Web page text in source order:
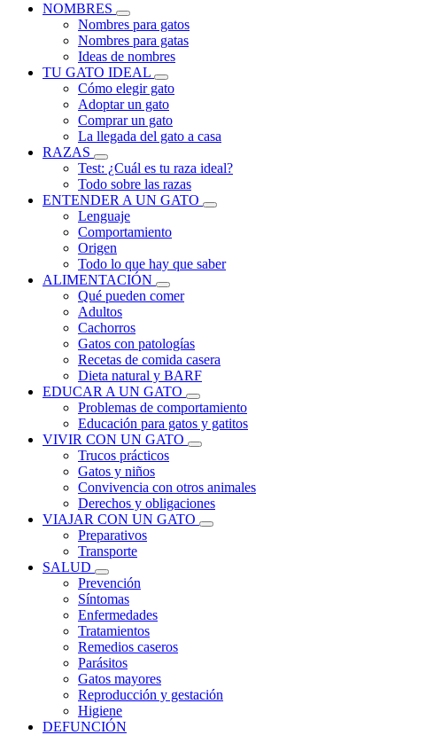
NOMBRES
Nombres para gatos
Nombres para gatas
Ideas de nombres
TU GATO IDEAL
Cómo elegir gato
Adoptar un gato
Comprar un gato
La llegada del gato a casa
RAZAS
Test: ¿Cuál es tu raza ideal?
Todo sobre las razas
ENTENDER A UN GATO
Lenguaje
Comportamiento
Origen
Todo lo que hay que saber
ALIMENTACIÓN
Qué pueden comer
Adultos
Cachorros
Gatos con patologías
Recetas de comida casera
Dieta natural y BARF
EDUCAR A UN GATO
Problemas de comportamiento
Educación para gatos y gatitos
VIVIR CON UN GATO
Trucos prácticos
Gatos y niños
Convivencia con otros animales
Derechos y obligaciones
VIAJAR CON UN GATO
Preparativos
Transporte
SALUD
Prevención
Síntomas
Enfermedades
Tratamientos
Remedios caseros
Parásitos
Gatos mayores
Reproducción y gestación
Higiene
DEFUNCIÓN